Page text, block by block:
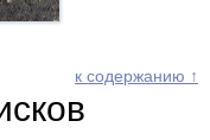
к содержанию ↑